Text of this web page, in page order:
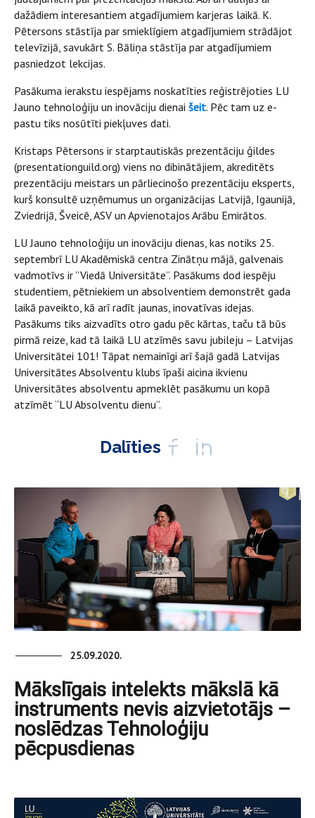
dažādiem interesantiem atgadījumiem karjeras laikā. K.
Pētersons stāstīja par smieklīgiem atgadījumiem strādājot
televīzijā, savukārt S. Bāliņa stāstīja par atgadījumiem
pasniedzot lekcijas.
Pasākuma ierakstu iespējams noskatīties reģistrējoties LU
Jauno tehnoloģiju un inovāciju dienai šeit. Pēc tam uz e-
pastu tiks nosūtīti piekļuves dati.
Kristaps Pētersons ir starptautiskās prezentāciju ģildes
(presentationguild.org) viens no dibinātājiem, akreditēts
prezentāciju meistars un pārliecinošo prezentāciju eksperts,
kurš konsultē uzņēmumus un organizācijas Latvijā, Igaunijā,
Zviedrijā, Šveicē, ASV un Apvienotajos Arābu Emirātos.
LU Jauno tehnoloģiju un inovāciju dienas, kas notiks 25.
septembrī LU Akadēmiskā centra Zinātņu mājā, galvenais
vadmotīvs ir ’’Viedā Universitāte’’. Pasākums dod iespēju
studentiem, pētniekiem un absolventiem demonstrēt gada
laikā paveikto, kā arī radīt jaunas, inovatīvas idejas.
Pasākums tiks aizvadīts otro gadu pēc kārtas, taču tā būs
pirmā reize, kad tā laikā LU atzīmēs savu jubileju – Latvijas
Universitātei 101! Tāpat nemainīgi arī šajā gadā Latvijas
Universitātes Absolventu klubs īpaši aicina ikvienu
Universitātes absolventu apmeklēt pasākumu un kopā
atzīmēt “LU Absolventu dienu”.
Dalīties
25.09.2020.
Mākslīgais intelekts mākslā kā
instruments nevis aizvietotājs –
noslēdzas Tehnoloģiju
pēcpusdienas